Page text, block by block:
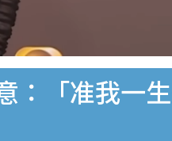
：「准我一